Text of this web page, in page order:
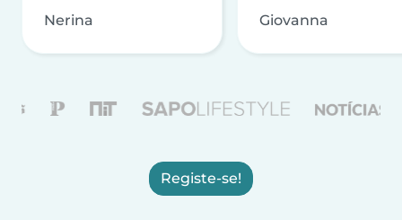
Nerina Giovanna
Registe-se!